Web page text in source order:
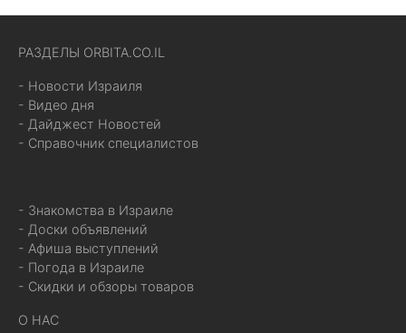
РАЗДЕЛЫ ORBITA.CO.IL
- Новости Израиля
- Видео дня
- Дайджест Новостей
- Справочник специалистов
- Знакомства в Израиле
- Доски объявлений
- Афиша выступлений
- Погода в Израиле
- Скидки и обзоры товаров
О НАС